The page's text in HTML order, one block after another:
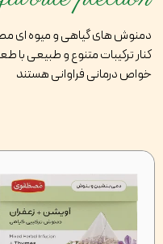
دمنوش های گیاهی و میوه ای
کنار ترکیبات متنوع و طبیعی
خواص درمانی فراوانی هستند